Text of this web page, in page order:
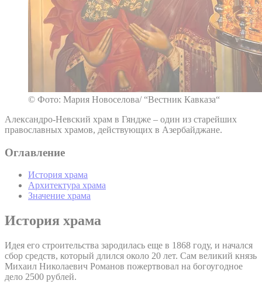
© Фото: Мария Новоселова/ “Вестник Кавказа“
Александро-Невский храм в Гяндже – один из старейших
православных храмов, действующих в Азербайджане.
Оглавление
История храма
Архитектура храма
Значение храма
История храма
Идея его строительства зародилась еще в 1868 году, и начался
сбор средств, который длился около 20 лет. Сам великий князь
Михаил Николаевич Романов пожертвовал на богоугодное
дело 2500 рублей.